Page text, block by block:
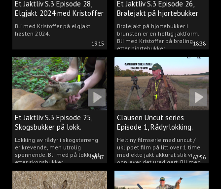
19:15
Et Jaktliv S.3 Episode 28,
Elgjakt 2024 med Kristoffer
Clausen
Bli med Kristoffer på elgjakt
høsten 2024.
18:38
Et Jaktliv S.3 Episode 26,
Brølejakt på hjortebukker
med Kristoffer Clausen
Brølejakt på hjortebukker i
brunsten er en heftig jaktform.
Bli med Kristoffer på brøling
etter hjortebukker.
20:47
Et Jaktliv S.3 Episode 25,
Skogsbukker på lokk.
Lokking av rådyr i skogsterreng
er krevende, men utrolig
spennende. Bli med på lokkjakt
etter skogsbukker.
67:56
Clausen Uncut series
Episode 1, Rådyrlokking.
Helt ny filmserie med uncut /
uklippet film på litt over 1 time
med ekte jakt akkurat slik vi
opplever det uredigert. Bli med
Kristoffer og opplev akkurat det
vi gjør når vi er ute og lokker
rådyr.